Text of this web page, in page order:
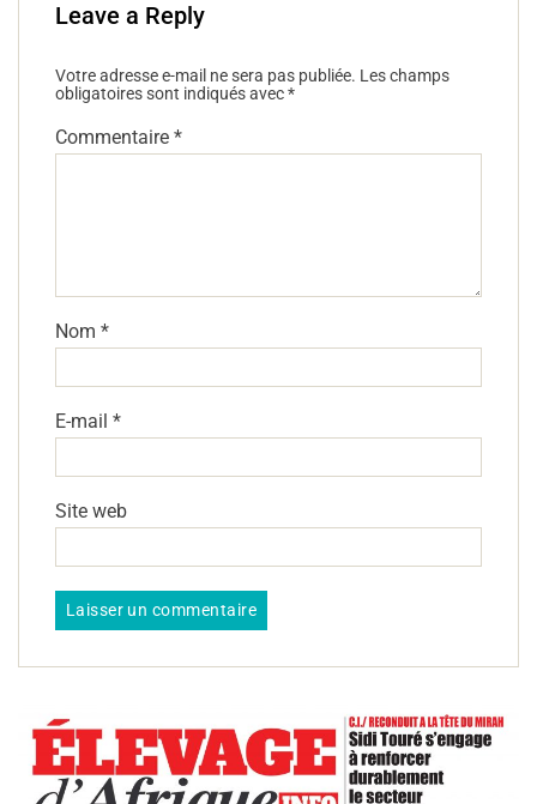
Leave a Reply
Votre adresse e-mail ne sera pas publiée. Les champs
obligatoires sont indiqués avec*
Commentaire *
Nom *
E-mail *
Site web